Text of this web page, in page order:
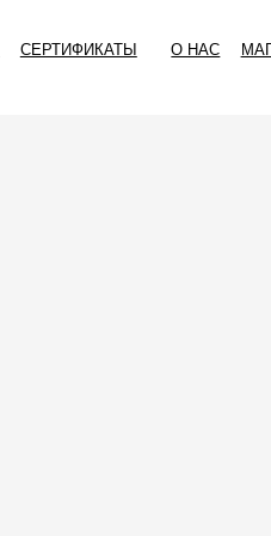
О НАС МАГАЗИНЫ